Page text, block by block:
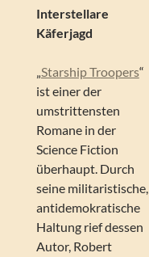
Interstellare
Käferjagd
„Starship Troopers“
ist einer der
umstrittensten
Romane in der
Science Fiction
überhaupt. Durch
seine militaristische,
antidemokratische
Haltung rief dessen
Autor, Robert